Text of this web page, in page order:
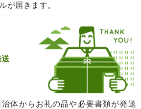
が届きます。
体からお礼の品や必要書類が発送